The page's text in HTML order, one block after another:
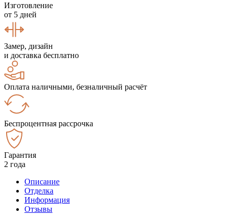
Изготовление
от 5 дней
Замер, дизайн
и доставка бесплатно
Оплата наличными, безналичный расчёт
Беспроцентная рассрочка
Гарантия
2 года
Описание
Отделка
Информация
Отзывы